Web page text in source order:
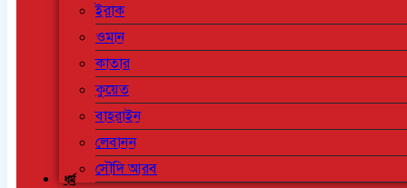
ইরাক
ওমান
কাতার
কুয়েত
বাহরাইন
লেবানন
সৌদি আরব
ধর্ম